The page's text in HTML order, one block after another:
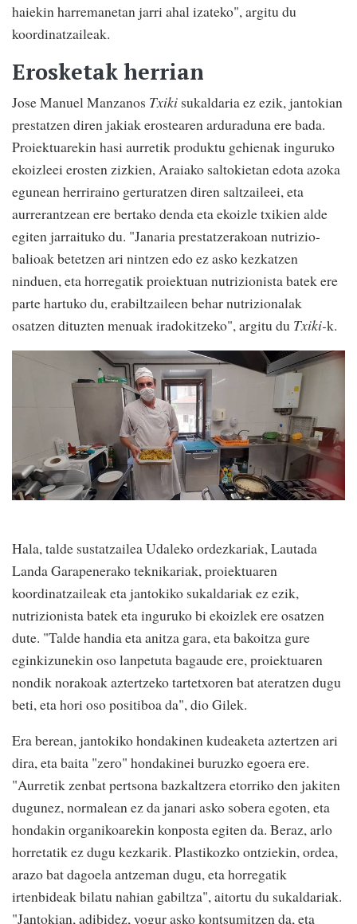
haiekin harremanetan jarri ahal izateko", argitu du
koordinatzaileak.
Erosketak herrian
Jose Manuel Manzanos Txiki sukaldaria ez ezik, jantokian
prestatzen diren jakiak erostearen arduraduna ere bada.
Proiektuarekin hasi aurretik produktu gehienak inguruko
ekoizleei erosten zizkien, Araiako saltokietan edota azoka
egunean herriraino gerturatzen diren saltzaileei, eta
aurrerantzean ere bertako denda eta ekoizle txikien alde
egiten jarraituko du. "Janaria prestatzerakoan nutrizio-
balioak betetzen ari nintzen edo ez asko kezkatzen
ninduen, eta horregatik proiektuan nutrizionista batek ere
parte hartuko du, erabiltzaileen behar nutrizionalak
osatzen dituzten menuak iradokitzeko", argitu du Txiki-k.
Hala, talde sustatzailea Udaleko ordezkariak, Lautada
Landa Garapenerako teknikariak, proiektuaren
koordinatzaileak eta jantokiko sukaldariak ez ezik,
nutrizionista batek eta inguruko bi ekoizlek ere osatzen
dute. "Talde handia eta anitza gara, eta bakoitza gure
eginkizunekin oso lanpetuta bagaude ere, proiektuaren
nondik norakoak aztertzeko tartetxoren bat ateratzen dugu
beti, eta hori oso positiboa da", dio Gilek.
Era berean, jantokiko hondakinen kudeaketa aztertzen ari
dira, eta baita "zero" hondakinei buruzko egoera ere.
"Aurretik zenbat pertsona bazkaltzera etorriko den jakiten
dugunez, normalean ez da janari asko sobera egoten, eta
hondakin organikoarekin konposta egiten da. Beraz, arlo
horretatik ez dugu kezkarik. Plastikozko ontziekin, ordea,
arazo bat dagoela antzeman dugu, eta horregatik
irtenbideak bilatu nahian gabiltza", aitortu du sukaldariak.
"Jantokian, adibidez, yogur asko kontsumitzen da, eta